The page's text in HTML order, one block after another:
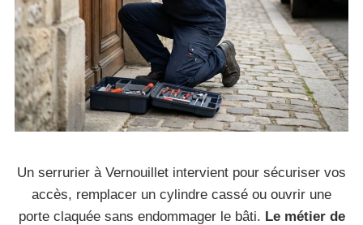
Un serrurier à Vernouillet intervient pour sécuriser vos
accès, remplacer un cylindre cassé ou ouvrir une
porte claquée sans endommager le bâti. Le métier de